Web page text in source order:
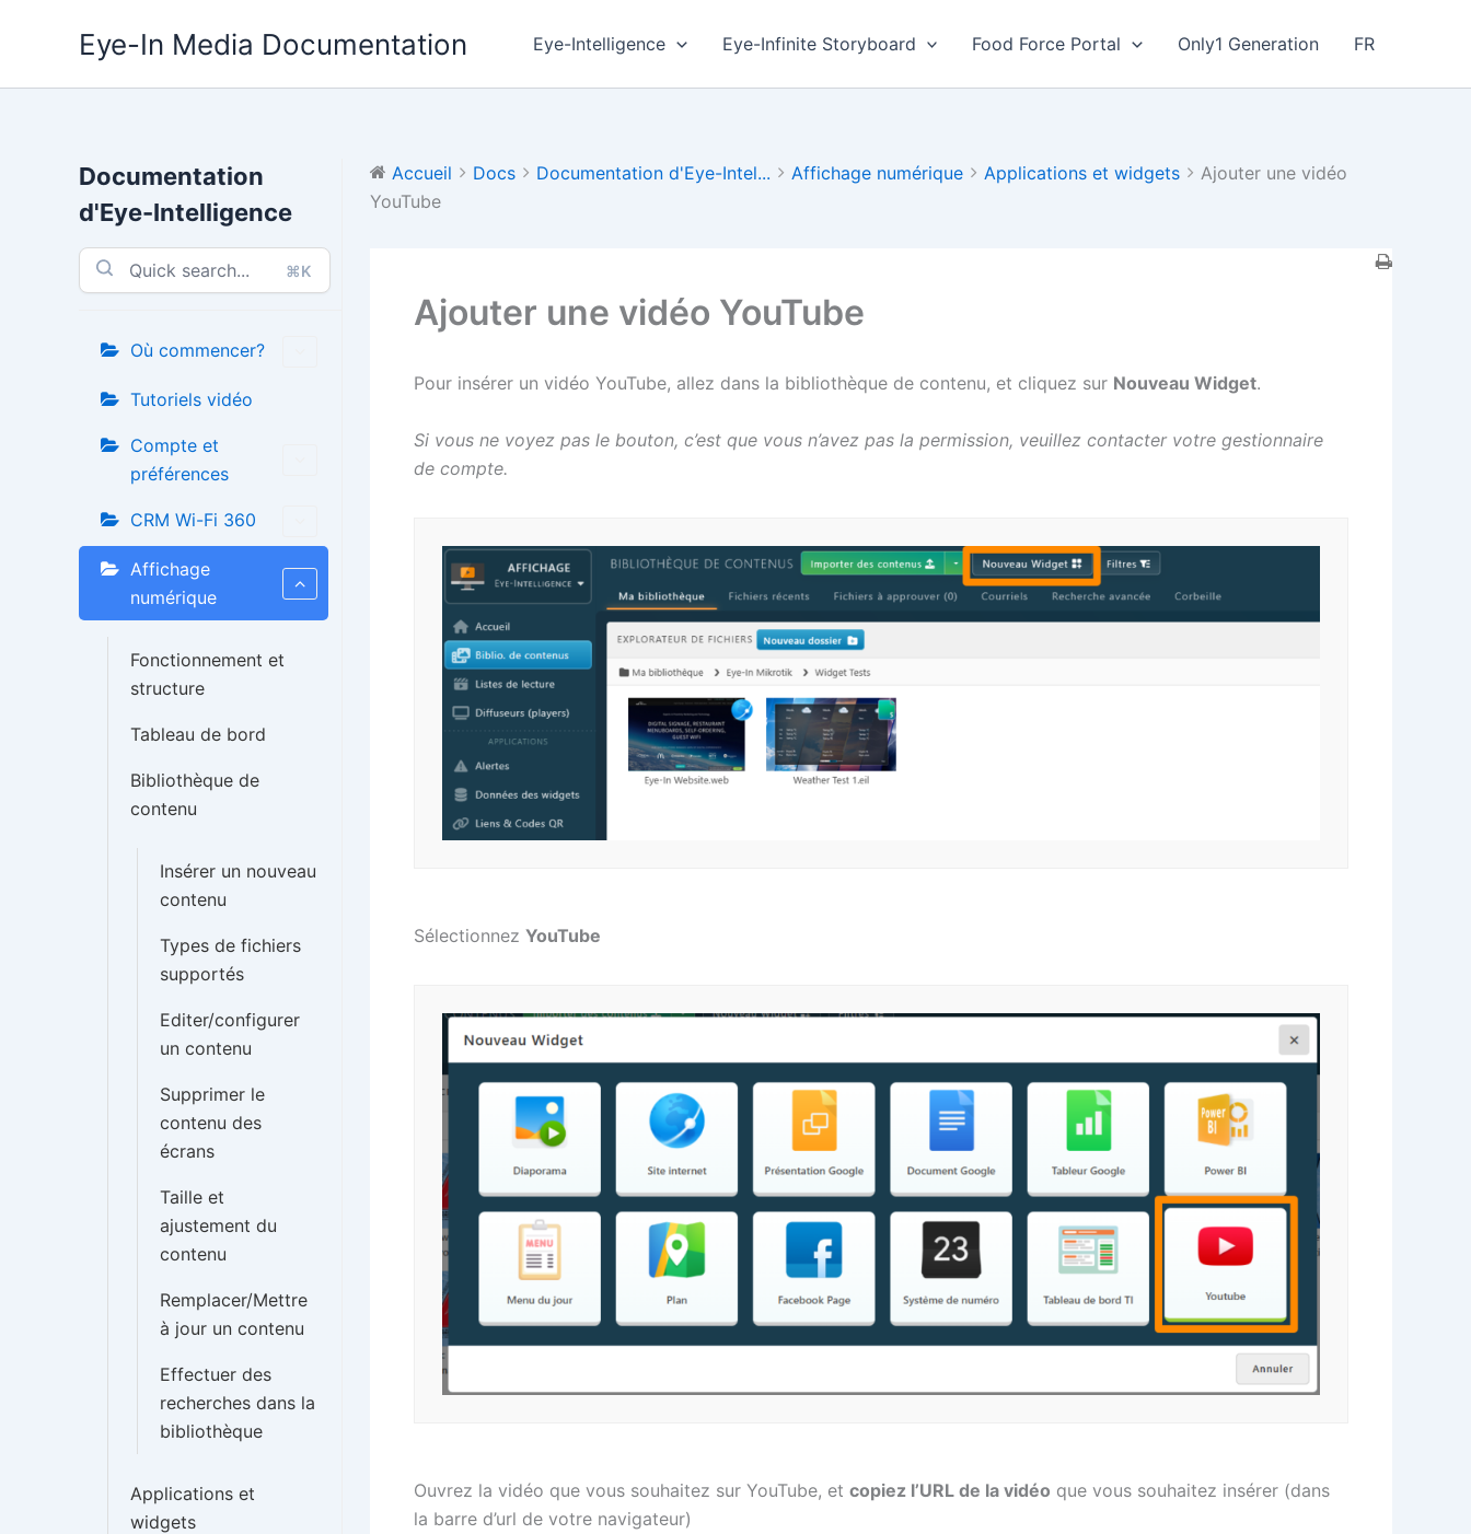
Eye-In Media Documentation Eye-Intelligence Eye-Infinite Storyboard Food Force Portal Only1 Generation FR
Documentation
d'Eye-Intelligence
⌘K
Où commencer?
Tutoriels vidéo
Compte et
préférences
CRM Wi-Fi 360
Affichage
numérique
Fonctionnement et
structure
Tableau de bord
Bibliothèque de
contenu
Insérer un nouveau
contenu
Types de fichiers
supportés
Editer/configurer
un contenu
Supprimer le
contenu des
écrans
Taille et
ajustement du
contenu
Remplacer/Mettre
à jour un contenu
Effectuer des
recherches dans la
bibliothèque
Applications et
widgets
Accueil Docs Documentation d'Eye-Intel... Affichage numérique Applications et widgets
Ajouter une vidéo
YouTube
Ajouter une vidéo YouTube
Pour insérer un vidéo YouTube, allez dans la bibliothèque de contenu, et cliquez sur Nouveau Widget.
Si vous ne voyez pas le bouton, c’est que vous n’avez pas la permission, veuillez contacter votre gestionnaire
de compte.
Sélectionnez YouTube
Ouvrez la vidéo que vous souhaitez sur YouTube, et copiez l’URL de la vidéo que vous souhaitez insérer (dans
la barre d’url de votre navigateur)